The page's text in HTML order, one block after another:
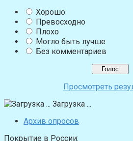
Хорошо
Превосходно
Плохо
Могло быть лучше
Без комментариев
Просмотреть
Загрузка ...
Архив опросов
Покрытие в России: